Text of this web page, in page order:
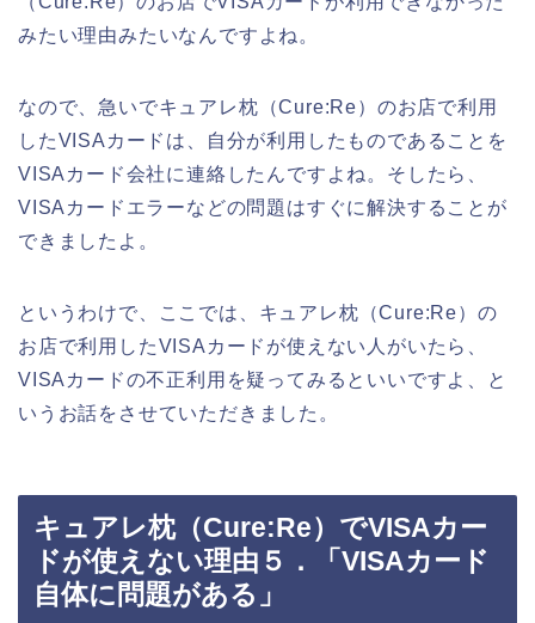
みたい理由みたいなんですよね。
なので、急いでキュアレ枕（Cure:Re）のお店で利用
したVISAカードは、自分が利用したものであることを
VISAカード会社に連絡したんですよね。そしたら、
VISAカードエラーなどの問題はすぐに解決することが
できましたよ。
というわけで、ここでは、キュアレ枕（Cure:Re）の
お店で利用したVISAカードが使えない人がいたら、
VISAカードの不正利用を疑ってみるといいですよ、と
いうお話をさせていただきました。
キュアレ枕（Cure:Re）でVISAカー
ドが使えない理由５．「VISAカード
自体に問題がある」